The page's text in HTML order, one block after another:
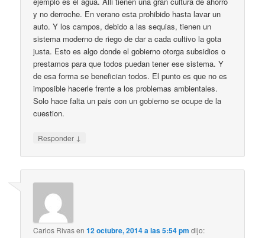
y no derroche. En verano esta prohibido hasta lavar un
auto. Y los campos, debido a las sequias, tienen un
sistema moderno de riego de dar a cada cultivo la gota
justa. Esto es algo donde el gobierno otorga subsidios o
prestamos para que todos puedan tener ese sistema. Y
de esa forma se benefician todos. El punto es que no es
imposible hacerle frente a los problemas ambientales.
Solo hace falta un pais con un gobierno se ocupe de la
cuestion.
Responder ↓
Carlos Rivasen12 octubre, 2014 a las 5:54 pm dijo: